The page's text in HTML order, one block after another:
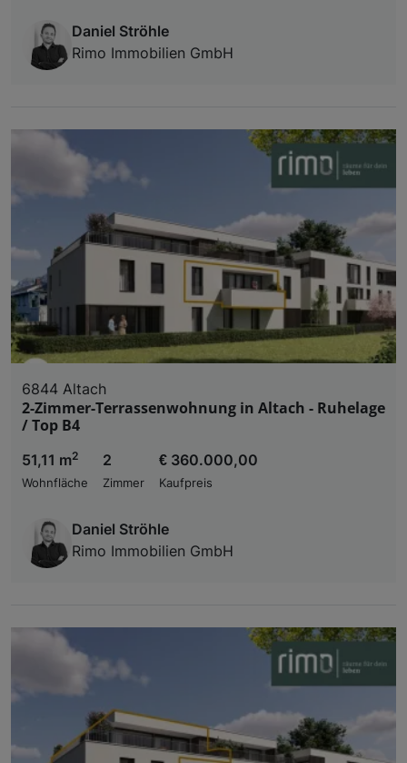
Daniel Ströhle
Rimo Immobilien GmbH
6844 Altach
2-Zimmer-Terrassenwohnung in Altach - Ruhelage
/ Top B4
51,11 m2
Wohnfläche
2
Zimmer
€ 360.000,00
Kaufpreis
Daniel Ströhle
Rimo Immobilien GmbH